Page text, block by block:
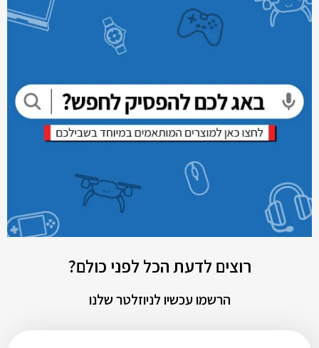
רוצים לדעת הכל לפני כולם?
הרשמו עכשיו לניוזלטר שלנו